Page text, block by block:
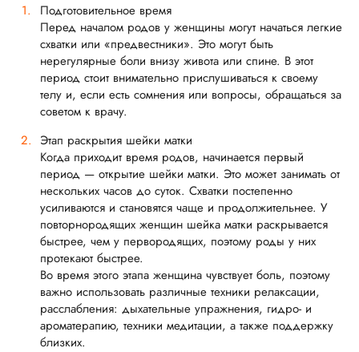
Подготовительное время
Перед началом родов у женщины могут начаться легкие
схватки или «предвестники». Это могут быть
нерегулярные боли внизу живота или спине. В этот
период стоит внимательно прислушиваться к своему
телу и, если есть сомнения или вопросы, обращаться за
советом к врачу.
Этап раскрытия шейки матки
Когда приходит время родов, начинается первый
период — открытие шейки матки. Это может занимать от
нескольких часов до суток. Схватки постепенно
усиливаются и становятся чаще и продолжительнее. У
повторнородящих женщин шейка матки раскрывается
быстрее, чем у первородящих, поэтому роды у них
протекают быстрее.
Во время этого этапа женщина чувствует боль, поэтому
важно использовать различные техники релаксации,
расслабления: дыхательные упражнения, гидро- и
ароматерапию, техники медитации, а также поддержку
близких.